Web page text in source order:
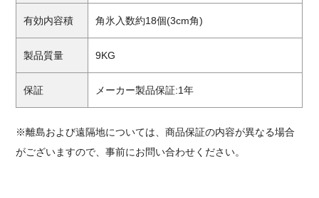
有効内容積 角氷入数約18個(3cm角)
製品質量 9KG
保証 メーカー製品保証:1年
※離島および遠隔地については、商品保証の内容が異なる場合
がございますので、事前にお問い合わせください。